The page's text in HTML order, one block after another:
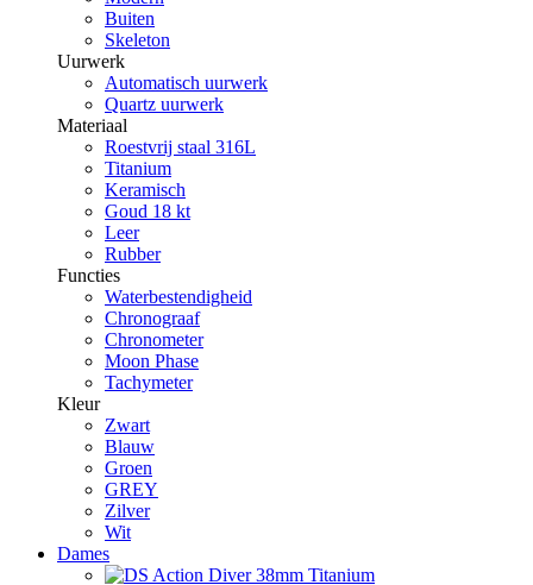
Buiten
Skeleton
Uurwerk
Automatisch uurwerk
Quartz uurwerk
Materiaal
Roestvrij staal 316L
Titanium
Keramisch
Goud 18 kt
Leer
Rubber
Functies
Waterbestendigheid
Chronograaf
Chronometer
Moon Phase
Tachymeter
Kleur
Zwart
Blauw
Groen
GREY
Zilver
Wit
Dames